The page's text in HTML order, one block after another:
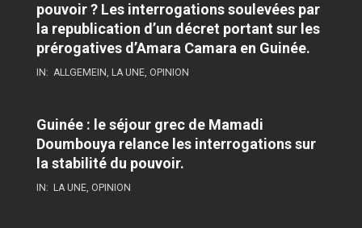
pouvoir ? Les interrogations soulevées par
la republication d’un décret portant sur les
prérogatives d’Amara Camara en Guinée.
IN: ALLGEMEIN, LA UNE, OPINION
Guinée : le séjour grec de Mamadi
Doumbouya relance les interrogations sur
la stabilité du pouvoir.
IN: LA UNE, OPINION